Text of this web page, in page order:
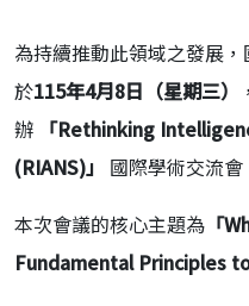
為持續推動此領域之發展
於115年4月8日（星期三）
辦 「Rethinking
(RIANS)」 國際學術交流會
本次會議的核心主題為 「
Fundamental Principles